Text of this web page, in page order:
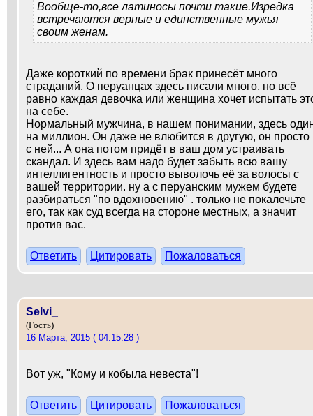
Вообще-то,все латиносы почти такие.Изредка
встречаются верные и единственные мужья
своим женам.
Даже короткий по времени брак принесёт много
страданий. О перуанцах здесь писали много, но всё
равно каждая девочка или женщина хочет испытать
на себе.
Нормальный мужчина, в нашем понимании, здесь
на миллион. Он даже не влюбится в другую, он просто
с ней... А она потом придёт в ваш дом устраивать
скандал. И здесь вам надо будет забыть всю вашу
интеллигентность и просто выволочь её за волосы с
вашей территории. ну а с перуанским мужем будете
разбираться "по вдохновению" . только не покалечьте
его, так как суд всегда на стороне местных, а значит
против вас.
Ответить Цитировать Пожаловаться
Selvi_
(Гость)
16 Марта, 2015 ( 04:15:28 )
Вот уж, "Кому и кобыла невеста"!
Ответить Цитировать Пожаловаться